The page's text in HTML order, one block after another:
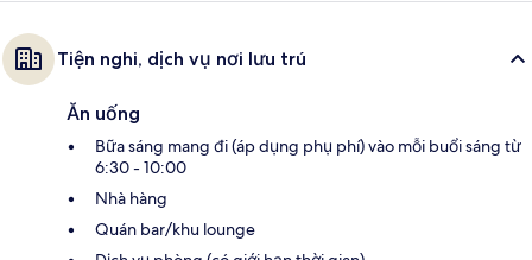
Tiện nghi, dịch vụ nơi lưu trú
Ăn uống
Bữa sáng mang đi (áp dụng phụ phí) vào mỗi buổi sáng từ
6:30 - 10:00
Nhà hàng
Quán bar/khu lounge